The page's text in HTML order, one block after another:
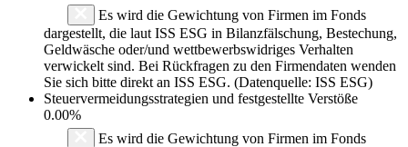
Es wird die Gewichtung von Firmen im Fonds
dargestellt, die laut ISS ESG in Bilanzfälschung, Bestechung,
Geldwäsche oder/und wettbewerbswidriges Verhalten
verwickelt sind. Bei Rückfragen zu den Firmendaten wenden
Sie sich bitte direkt an ISS ESG. (Datenquelle: ISS ESG)
Steuervermeidungsstrategien und festgestellte Verstöße
0.00%
Es wird die Gewichtung von Firmen im Fonds